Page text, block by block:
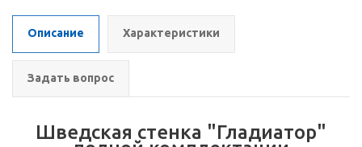
Описание Характеристики
Задать вопрос
Шведская стенка "Гладиатор"